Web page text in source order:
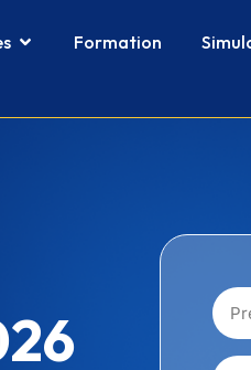
Formation